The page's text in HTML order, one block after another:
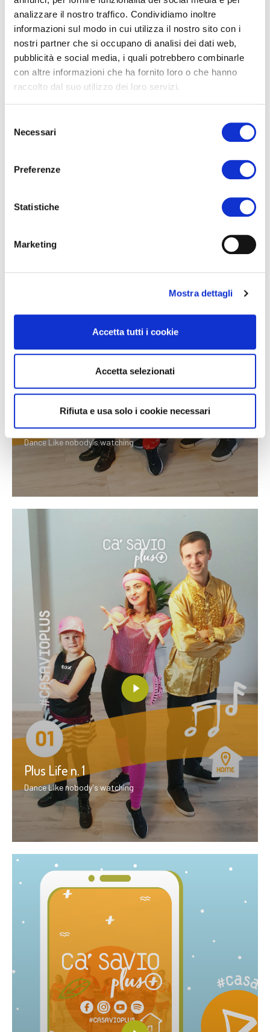
analizzare il nostro traffico. Condividiamo inoltre
informazioni sul modo in cui utilizza il nostro sito con i
nostri partner che si occupano di analisi dei dati web,
pubblicità e social media, i quali potrebbero combinarle
con altre informazioni che ha fornito loro o che hanno
raccolto dal suo utilizzo dei loro servizi.
delNecessari
Preferenze
Statistiche
Marketing
Mostra dettagli
Accetta tutti i cookie
Accetta selezionati
Rifiuta e usa solo i cookie necessari
Plus Life n. 3
Plus Life n. 2
Dance Like nobody's watching
Plus Life n. 1
Dance Like nobody's watching